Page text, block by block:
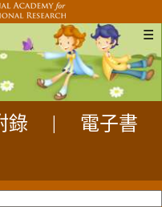
☰
錄
電子書